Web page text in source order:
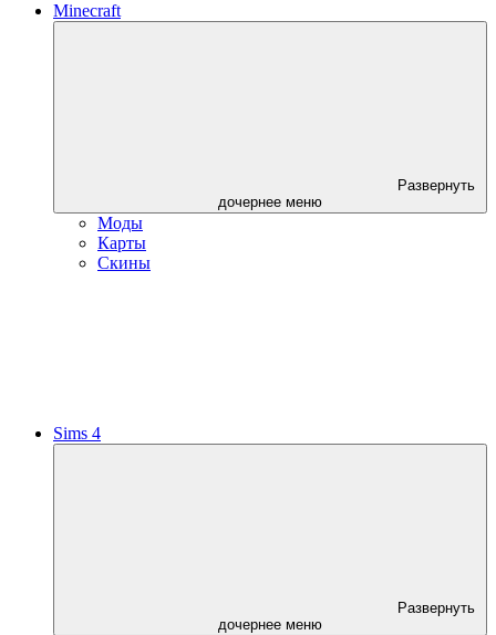
Minecraft
Развернуть
дочернее меню
Моды
Карты
Скины
Sims 4
Развернуть
дочернее меню